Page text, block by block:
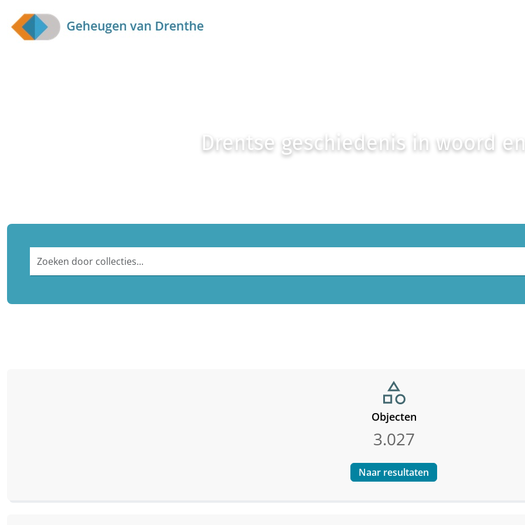
Skip to main content
Drentse geschiedenis in woord
category
Objecten
3.027
Naar resultaten